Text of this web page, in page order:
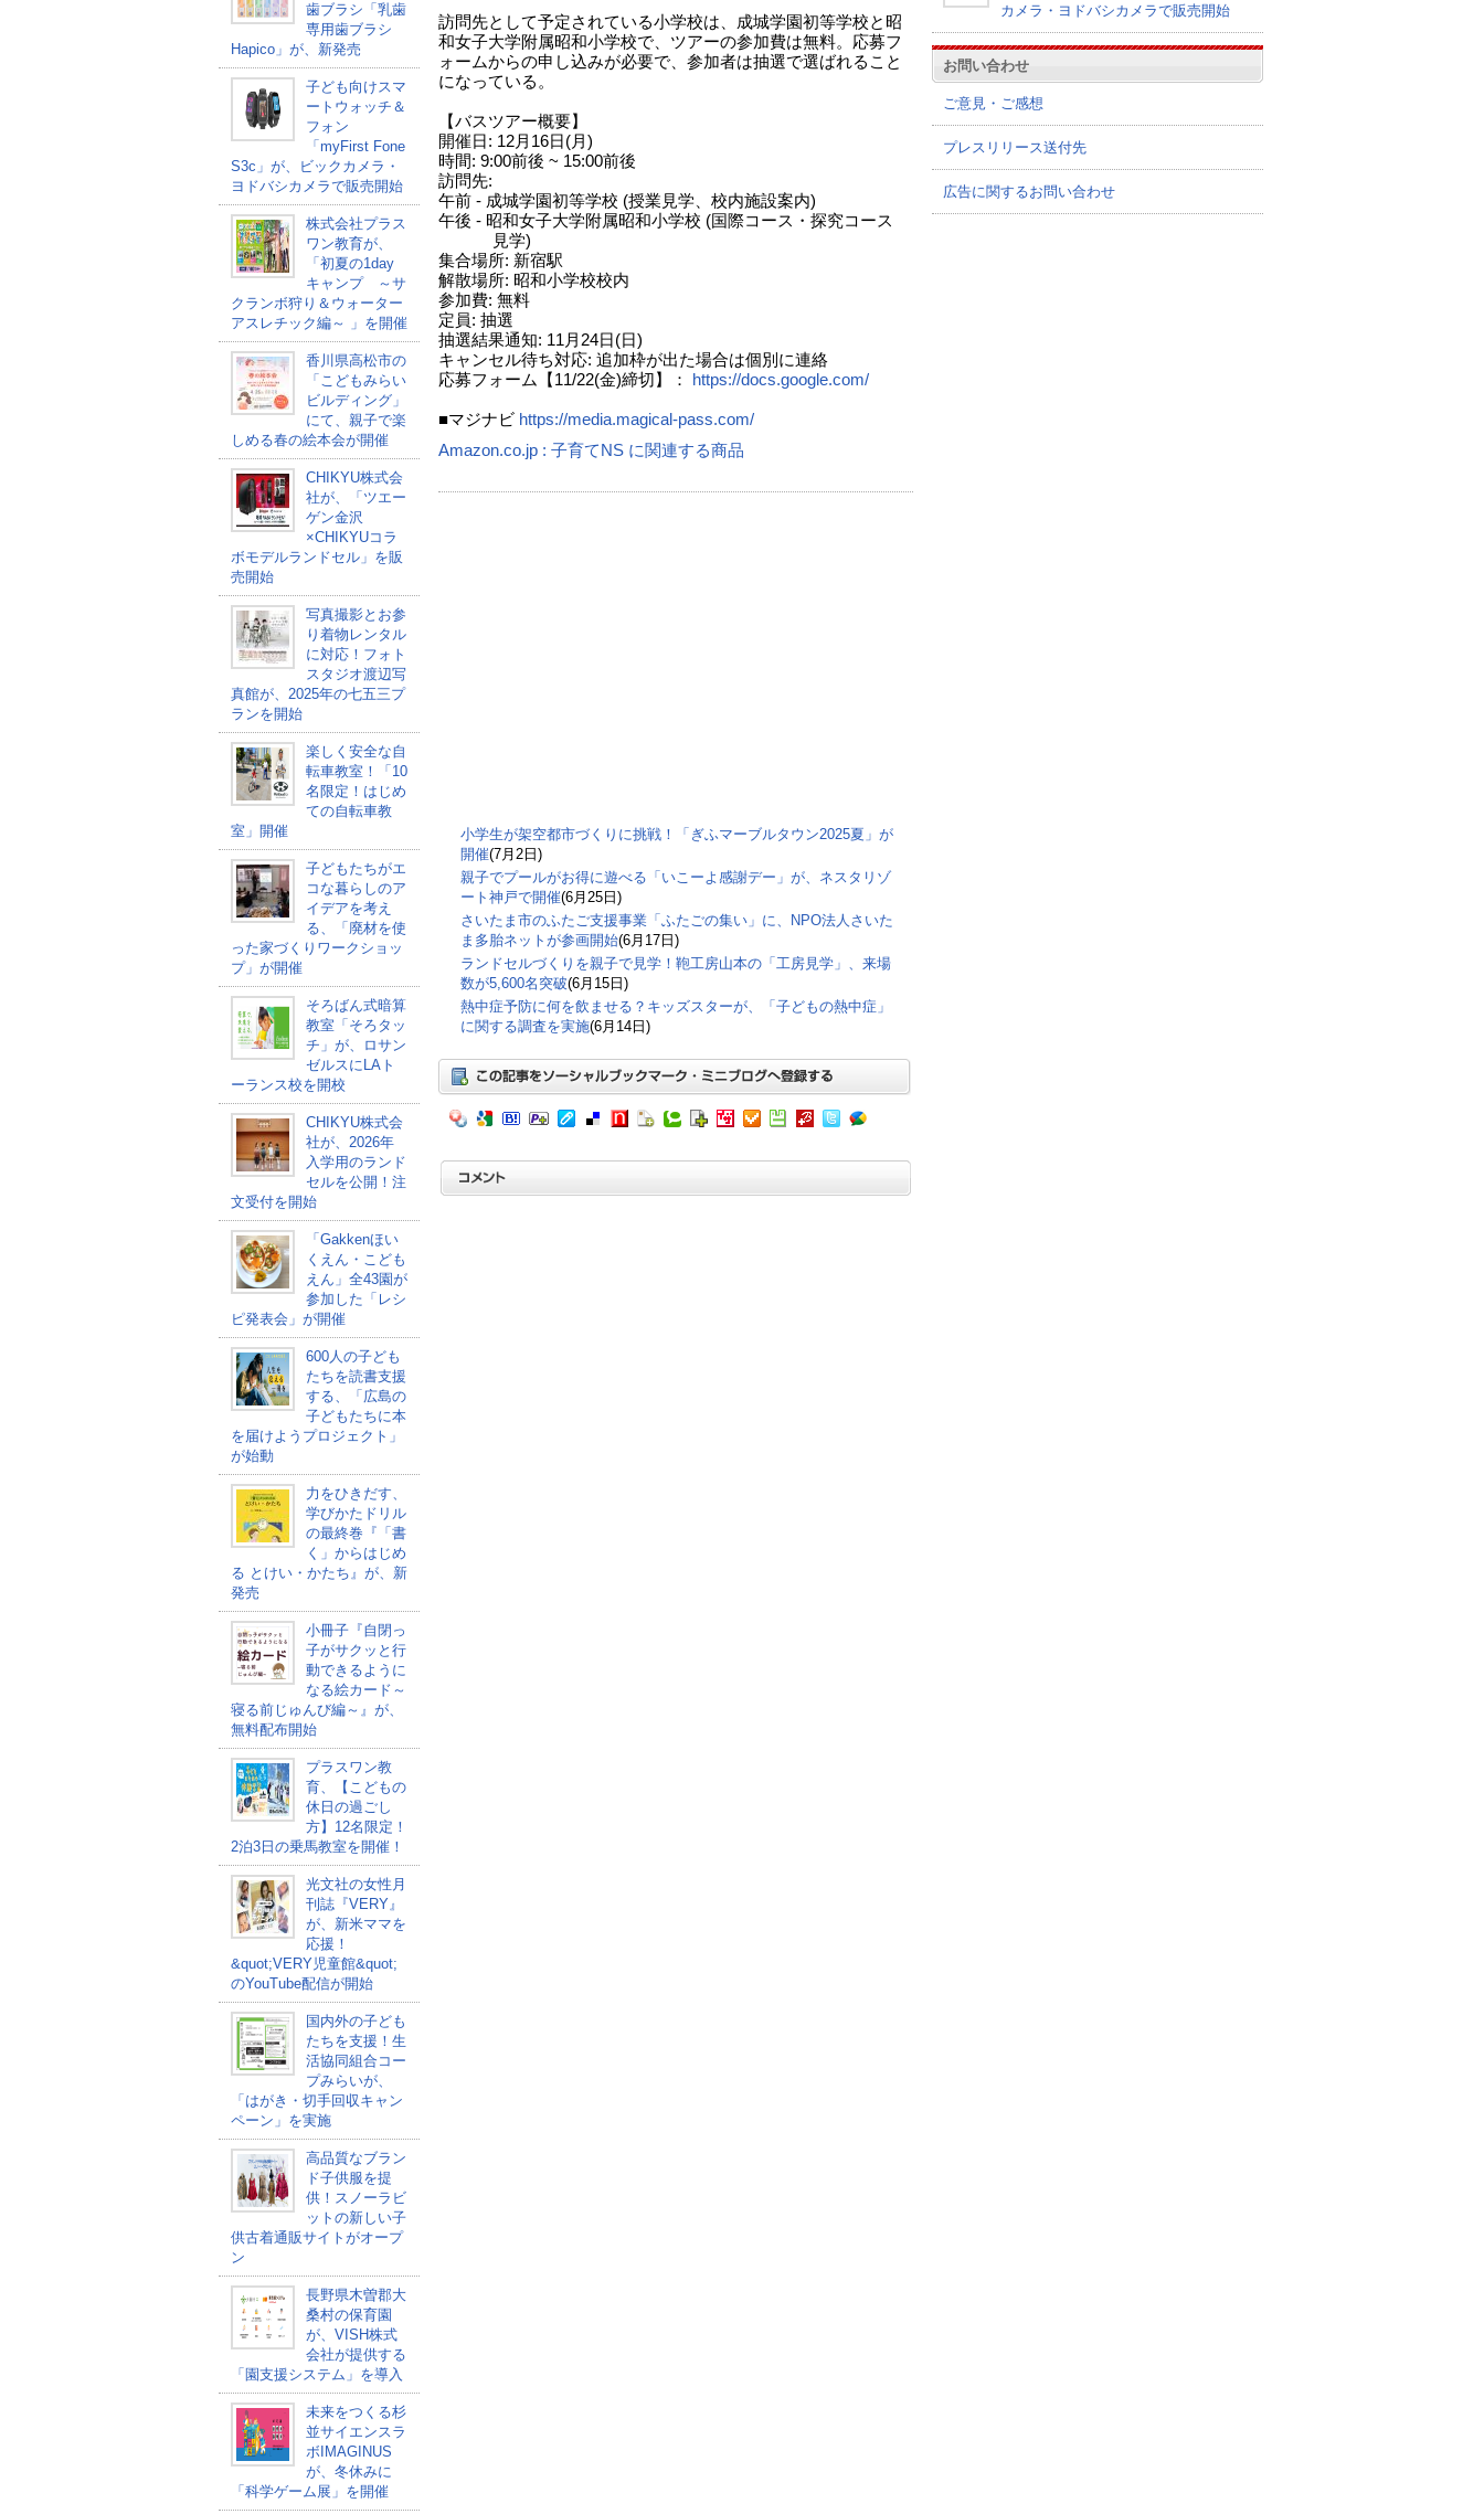
歯ブラシ「乳歯
専用歯ブラシ
Hapico」が、新発売
子ども向けスマ
ートウォッチ＆
フォン
「myFirst Fone
S3c」が、ビックカメラ・
ヨドバシカメラで販売開始
株式会社プラス
ワン教育が、
「初夏の1day
キャンプ ～サ
クランボ狩り＆ウォーター
アスレチック編～ 」を開催
香川県高松市の
「こどもみらい
ビルディング」
にて、親子で楽
しめる春の絵本会が開催
CHIKYU株式会
社が、「ツエー
ゲン金沢
×CHIKYUコラ
ボモデルランドセル」を販
売開始
写真撮影とお参
り着物レンタル
に対応！フォト
スタジオ渡辺写
真館が、2025年の七五三プ
ランを開始
楽しく安全な自
転車教室！「10
名限定！はじめ
ての自転車教
室」開催
子どもたちがエ
コな暮らしのア
イデアを考え
る、「廃材を使
った家づくりワークショッ
プ」が開催
そろばん式暗算
教室「そろタッ
チ」が、ロサン
ゼルスにLAト
ーランス校を開校
CHIKYU株式会
社が、2026年
入学用のランド
セルを公開！注
文受付を開始
「Gakkenほい
くえん・こども
えん」全43園が
参加した「レシ
ピ発表会」が開催
600人の子ども
たちを読書支援
する、「広島の
子どもたちに本
を届けようプロジェクト」
が始動
力をひきだす、
学びかたドリル
の最終巻『「書
く」からはじめ
る とけい・かたち』が、新
発売
小冊子『自閉っ
子がサクッと行
動できるように
なる絵カード～
寝る前じゅんび編～』が、
無料配布開始
プラスワン教
育、【こどもの
休日の過ごし
方】12名限定！
2泊3日の乗馬教室を開催！
光文社の女性月
刊誌『VERY』
が、新米ママを
応援！
&quot;VERY児童館&quot;
のYouTube配信が開始
国内外の子ども
たちを支援！生
活協同組合コー
プみらいが、
「はがき・切手回収キャン
ペーン」を実施
高品質なブラン
ド子供服を提
供！スノーラビ
ットの新しい子
供古着通販サイトがオープ
ン
長野県木曽郡大
桑村の保育園
が、VISH株式
会社が提供する
「園支援システム」を導入
未来をつくる杉
並サイエンスラ
ボIMAGINUS
が、冬休みに
「科学ゲーム展」を開催
訪問先として予定されている小学校は、成城学園初等学校と昭
和女子大学附属昭和小学校で、ツアーの参加費は無料。応募フ
ォームからの申し込みが必要で、参加者は抽選で選ばれること
になっている。
【バスツアー概要】
開催日: 12月16日(月)
時間: 9:00前後 ~ 15:00前後
訪問先:
午前 - 成城学園初等学校 (授業見学、校内施設案内)
午後 - 昭和女子大学附属昭和小学校 (国際コース・探究コース
見学)
集合場所: 新宿駅
解散場所: 昭和小学校校内
参加費: 無料
定員: 抽選
抽選結果通知: 11月24日(日)
キャンセル待ち対応: 追加枠が出た場合は個別に連絡
応募フォーム【11/22(金)締切】：
https://docs.google.com/
■マジナビ https://media.magical-pass.com/
Amazon.co.jp : 子育てNS に関連する商品
小学生が架空都市づくりに挑戦！「ぎふマーブルタウン2025夏」が
開催(7月2日)
親子でプールがお得に遊べる「いこーよ感謝デー」が、ネスタリゾ
ート神戸で開催(6月25日)
さいたま市のふたご支援事業「ふたごの集い」に、NPO法人さいた
ま多胎ネットが参画開始(6月17日)
ランドセルづくりを親子で見学！鞄工房山本の「工房見学」、来場
数が5,600名突破(6月15日)
熱中症予防に何を飲ませる？キッズスターが、「子どもの熱中症」
に関する調査を実施(6月14日)
カメラ・ヨドバシカメラで販売開始
お問い合わせ
ご意見・ご感想
プレスリリース送付先
広告に関するお問い合わせ